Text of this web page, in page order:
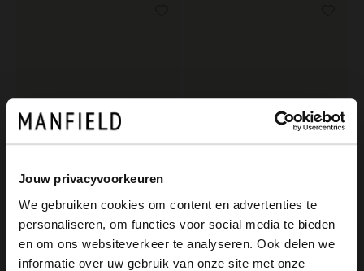
Jouw privacyvoorkeuren
We gebruiken cookies om content en advertenties te
personaliseren, om functies voor social media te bieden
en om ons websiteverkeer te analyseren. Ook delen we
informatie over uw gebruik van onze site met onze
Van Lier
Blaue Nubuk-Sneaker
Van Lier
Weiße Ledersneaker
×
View this website in English?